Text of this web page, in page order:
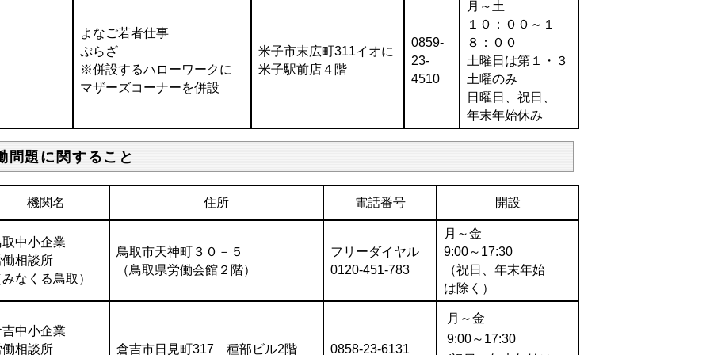
よなご若者仕事
ぷらざ
※併設するハローワークに
マザーズコーナーを併設
米子市末広町311イオに
米子駅前店４階
0859-
23-
4510
月～土
１０：００～１
８：００
土曜日は第１・３
土曜のみ
日曜日、祝日、
年末年始休み
問題に関すること
機関名 住所 電話番号 開設
取中小企業
働相談所
なくる鳥取）
鳥取市天神町３０－５
（鳥取県労働会館２階）
フリーダイヤル
0120-451-783
月～金
9:00～17:30
（祝日、年末年始
は除く）
吉中小企業
働相談所
倉吉市日見町317 種部ビル2階 0858-23-6131
月～金
9:00～17:30